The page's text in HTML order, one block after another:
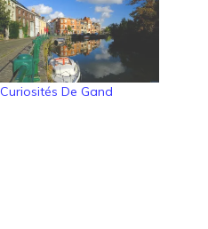
Curiosités De Gand